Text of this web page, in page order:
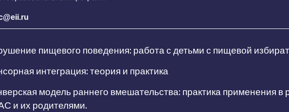
пищевого поведения: работа с детьми с пищевой
интеграция: теория и практика
модель раннего вмешательства: практика применения в
и их родителями.